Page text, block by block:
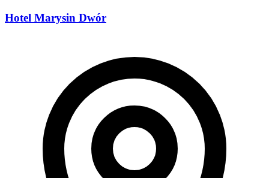
Hotel Marysin Dwór